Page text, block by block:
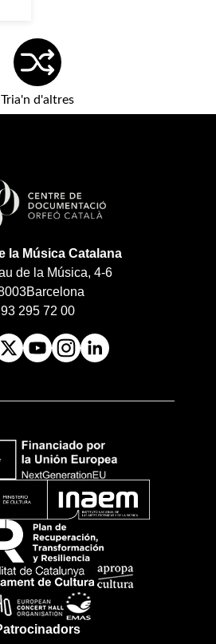
Tria'n d'altres
la Música Catalana
de la Música, 4-6
Barcelona
93 295 72 00